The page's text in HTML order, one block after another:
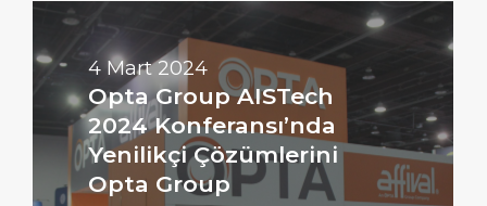
4 Mart 2024
Opta Group AISTech
2024 Konferansı’nda
Yenilikçi Çözümlerini
Opta Group
DAHA
BİLGİ